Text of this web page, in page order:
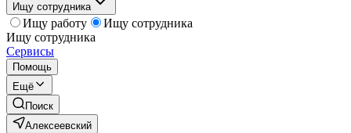
Ищу сотрудника
Ищу работу
Ищу сотрудника
Ищу сотрудника
Сервисы
Помощь
Ещё
Поиск
Алексеевский